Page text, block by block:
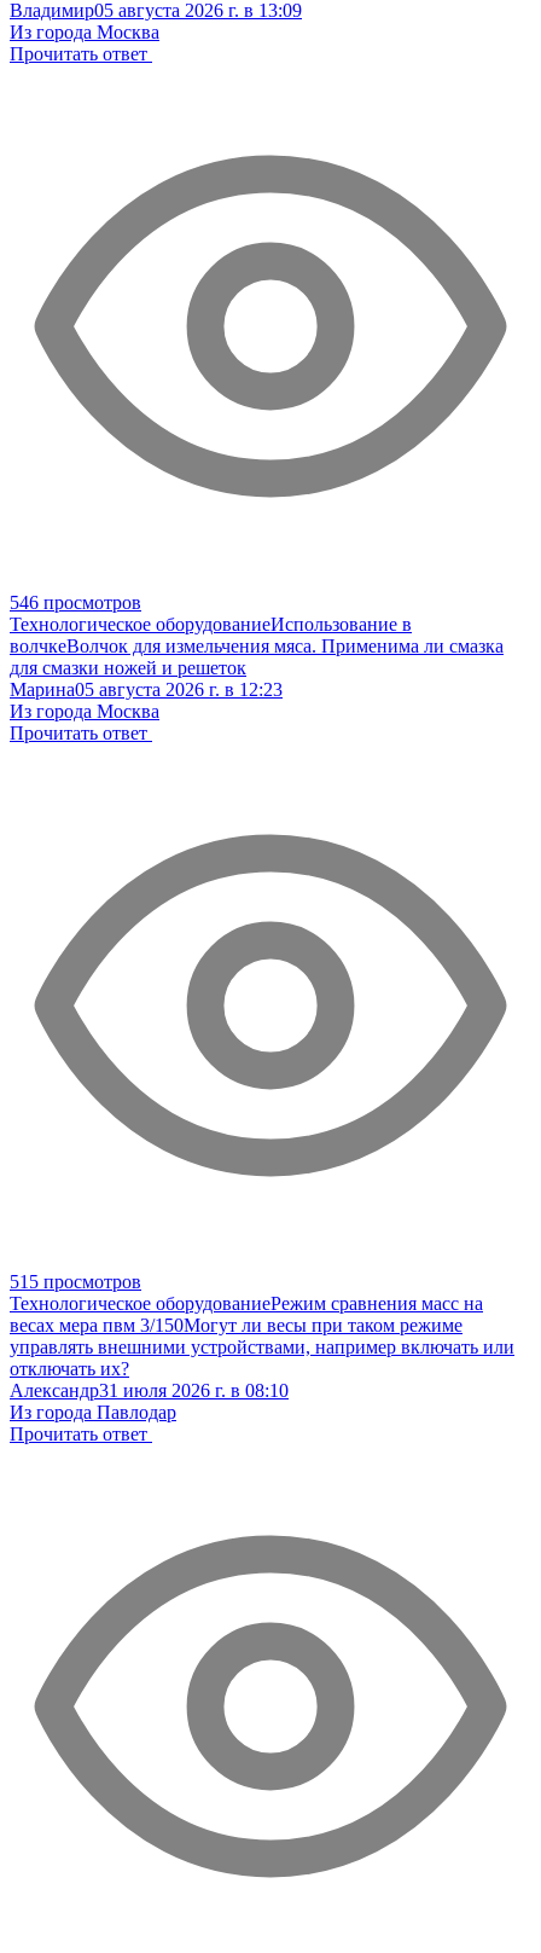
Владимир05 августа 2026 г. в 13:09
Из города Москва
Прочитать ответ
546 просмотров
Технологическое оборудованиеИспользование в
волчкеВолчок для измельчения мяса. Применима ли смазка
для смазки ножей и решеток
Марина05 августа 2026 г. в 12:23
Из города Москва
Прочитать ответ
515 просмотров
Технологическое оборудованиеРежим сравнения масс на
весах мера пвм 3/150Могут ли весы при таком режиме
управлять внешними устройствами, например включать или
отключать их?
Александр31 июля 2026 г. в 08:10
Из города Павлодар
Прочитать ответ